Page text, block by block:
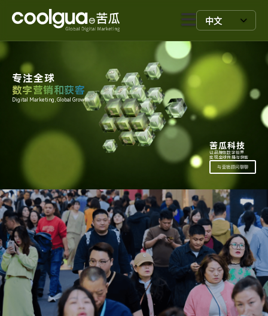
中文
专注全球
数字营销和获客
Digital Marketing, Global Growth.
苦瓜科技
让品牌在数字世界
实现全球传播与获客
与营销顾问聊聊